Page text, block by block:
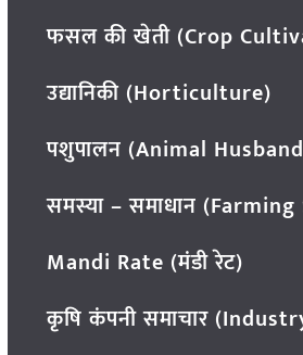
फसल की खेती (Crop
उद्यानिकी (Horticulture)
पशुपालन (Animal
समस्या – समाधान
Mandi Rate (मंडी रेट)
कृषि कंपनी समाचार